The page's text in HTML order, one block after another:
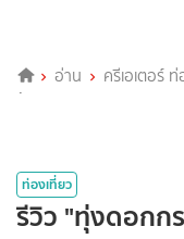
อ่าน ครีเอเตอร์
ชัยภูมิ"
ท่องเที่ยว
รีวิว "ทุ่งดอกก